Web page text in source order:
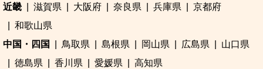
近畿
滋賀県 大阪府 奈良県 兵庫県
京都府
和歌山県
中国・四国
鳥取県 島根県 岡山県 広島県
山口県
徳島県
香川県 愛媛県
高知県